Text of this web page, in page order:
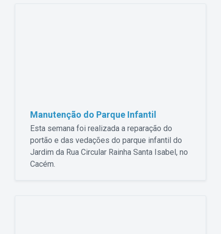
Manutenção do Parque Infantil
Esta semana foi realizada a reparação do
portão e das vedações do parque infantil do
Jardim da Rua Circular Rainha Santa Isabel, no
Cacém.